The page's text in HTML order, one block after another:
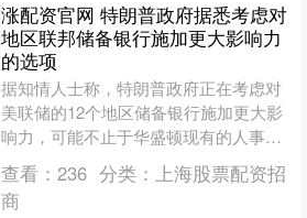
涨配资官网 特朗普政府据悉考虑对
地区联邦储备银行施加更大影响力
的选项
据知情人士称，特朗普政府正在考虑对
美联储的12个地区储备银行施加更大影
响力，可能不止于华盛顿现有的人事任
命权。 总统唐纳德·特朗普周一声称将对
美联储理事丽莎·库....
查看： 236 分类： 上海股票配资招
商